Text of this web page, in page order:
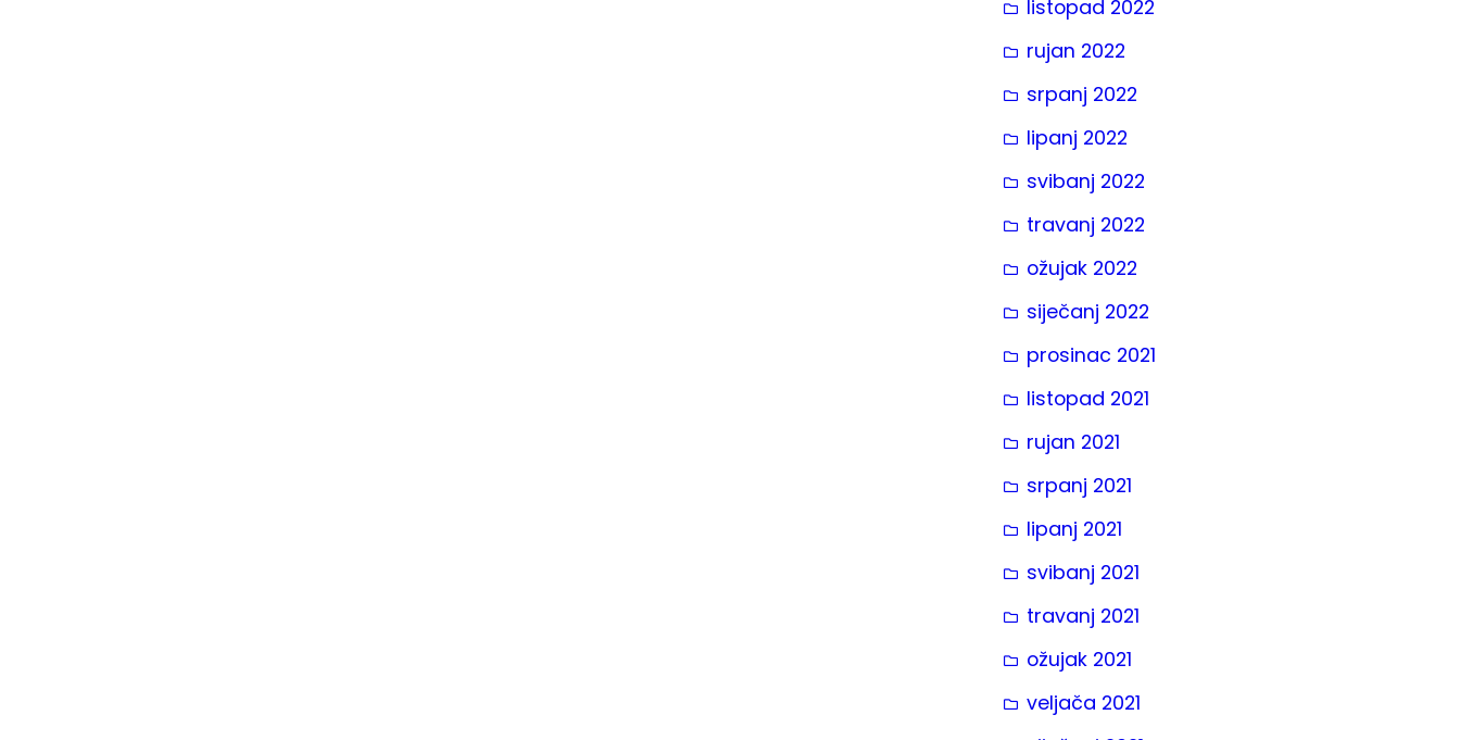
listopad 2022
rujan 2022
srpanj 2022
lipanj 2022
svibanj 2022
travanj 2022
ožujak 2022
siječanj 2022
prosinac 2021
listopad 2021
rujan 2021
srpanj 2021
lipanj 2021
svibanj 2021
travanj 2021
ožujak 2021
veljača 2021